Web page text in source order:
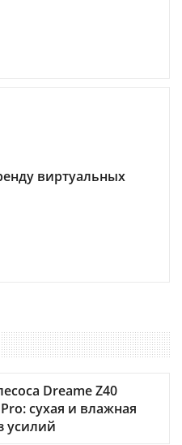
виртуальных
Dreame Z40
сухая и влажная
усилий